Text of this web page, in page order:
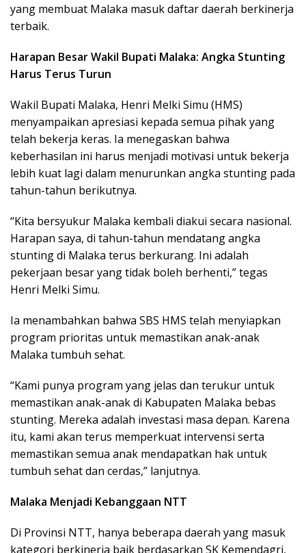
yang membuat Malaka masuk daftar daerah berkinerja
terbaik.
Harapan Besar Wakil Bupati Malaka: Angka Stunting
Harus Terus Turun
Wakil Bupati Malaka, Henri Melki Simu (HMS)
menyampaikan apresiasi kepada semua pihak yang
telah bekerja keras. Ia menegaskan bahwa
keberhasilan ini harus menjadi motivasi untuk bekerja
lebih kuat lagi dalam menurunkan angka stunting pada
tahun-tahun berikutnya.
“Kita bersyukur Malaka kembali diakui secara nasional.
Harapan saya, di tahun-tahun mendatang angka
stunting di Malaka terus berkurang. Ini adalah
pekerjaan besar yang tidak boleh berhenti,” tegas
Henri Melki Simu.
Ia menambahkan bahwa SBS HMS telah menyiapkan
program prioritas untuk memastikan anak-anak
Malaka tumbuh sehat.
“Kami punya program yang jelas dan terukur untuk
memastikan anak-anak di Kabupaten Malaka bebas
stunting. Mereka adalah investasi masa depan. Karena
itu, kami akan terus memperkuat intervensi serta
memastikan semua anak mendapatkan hak untuk
tumbuh sehat dan cerdas,” lanjutnya.
Malaka Menjadi Kebanggaan NTT
Di Provinsi NTT, hanya beberapa daerah yang masuk
kategori berkinerja baik berdasarkan SK Kemendagri,